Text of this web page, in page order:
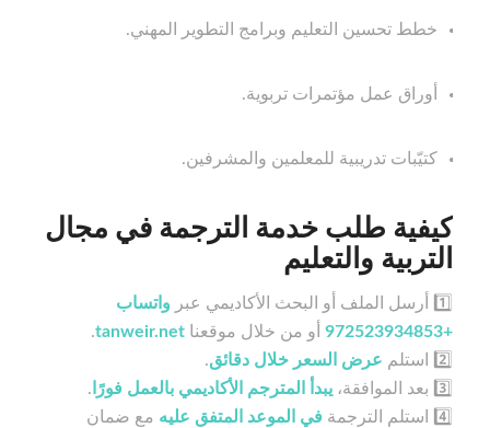
خطط تحسين التعليم وبرامج التطوير المهني.
أوراق عمل مؤتمرات تربوية.
كتيّبات تدريبية للمعلمين والمشرفين.
كيفية طلب خدمة الترجمة في مجال
التربية والتعليم
1️⃣ أرسل الملف أو البحث الأكاديمي عبر
واتساب
+972523934853
أو من خلال موقعنا tanweir.net
.
2️⃣ استلم
عرض السعر خلال دقائق.
3️⃣ بعد الموافقة،
يبدأ المترجم الأكاديمي بالعمل فورًا .
4️⃣ استلم الترجمة
في الموعد المتفق عليه مع ضمان